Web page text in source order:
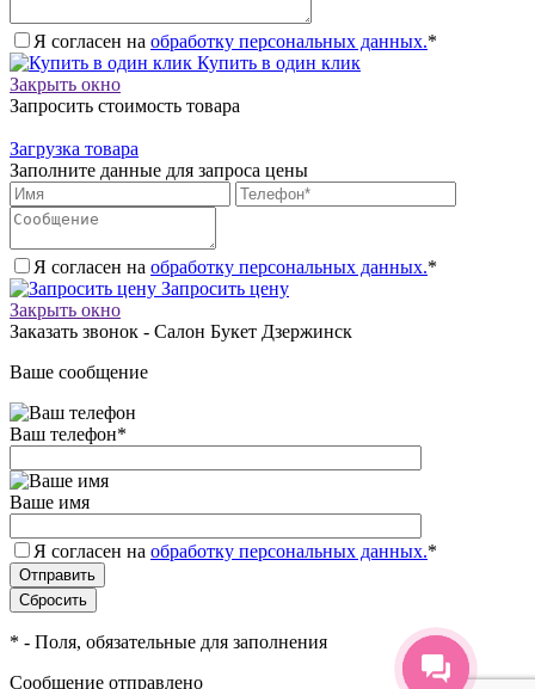
Я согласен на обработку персональных данных.*
Купить в один клик
Закрыть окно
Запросить стоимость товара
Загрузка товара
Заполните данные для запроса цены
Я согласен на обработку персональных данных.*
Запросить цену
Закрыть окно
Заказать звонок - Салон Букет Дзержинск
Ваше сообщение
Ваш телефон*
Ваше имя
Я согласен на обработку персональных данных.*
* - Поля, обязательные для заполнения
Сообщение отправлено